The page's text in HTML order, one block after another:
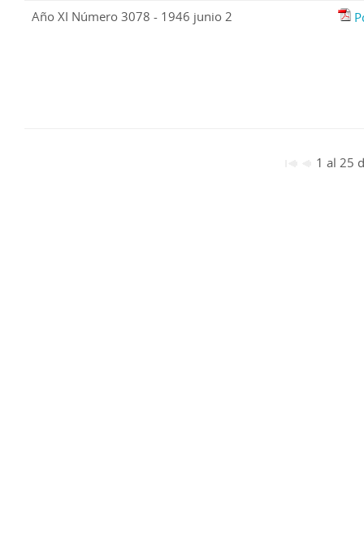
Año XI Número 3078 - 1946 junio 2
1 al 25